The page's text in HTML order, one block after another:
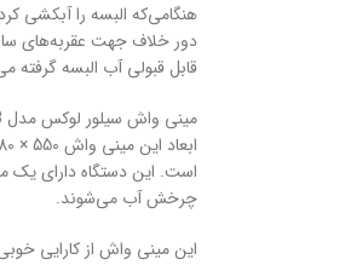
هنگامی‌که البسه را آبکشی
دور خلاف جهت عقربه‌های
قابل قبولی آب البسه گرفته
مینی واش سیلور لوکس مدل SW300B یک مینی واش جمع‌وجور نیمه اتوماتیک و بادوام است.
است. این دستگاه دارای یک
چرخش آب می‌شوند.
این مینی واش از کارایی